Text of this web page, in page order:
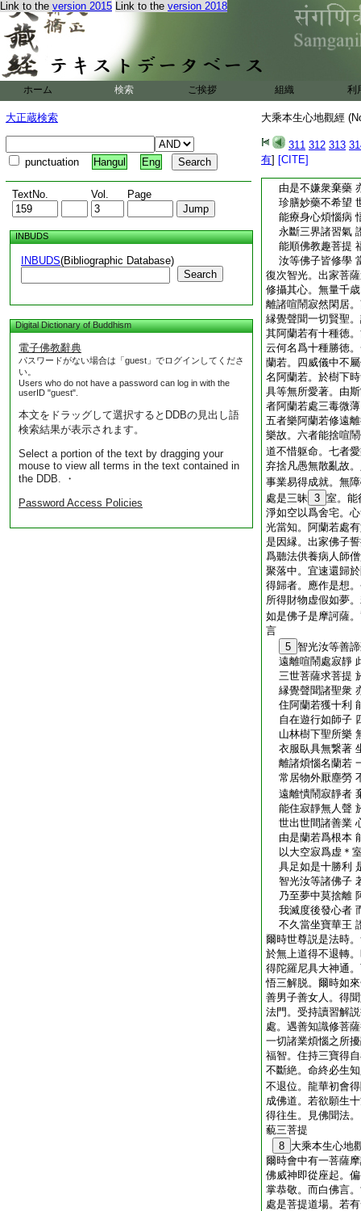
Link to the version 2015 Link to the version 2018
ホーム 検索 ご挨拶 組織 利
大正蔵検索
punctuation Hangul Eng
TextNo. Vol. Page
INBUDS
INBUDS(Bibliographic Database)
Search
Digital Dictionary of Buddhism
電子佛教辭典
パスワードがない場合は「guest」でログインしてくださ
い。
Users who do not have a password can log in with the
userID "guest".
本文をドラッグして選択するとDDBの見出し語
検索結果が表示されます。
Select a portion of the text by dragging your
mouse to view all terms in the text contained in
the DDB. ・
Password Access Policies
大乘本生心地觀經
311 312 313
有] [CITE]
智光比丘汝善聽
菩薩妙行此爲先
以大悲恩救衆苦
取佗所棄之餘藥
取佗棄藥有十利
雖求醫藥不近佗
不著甘味離諸貪
於世財寶能知足
由是不嫌衆棄藥
珍膳妙藥不希望
能療身心煩惱病
永斷三界諸習氣
能順佛教趣菩提
汝等佛子皆修學
復次智光。出家菩
修攝其心。無量千
離諸喧鬧寂然閑居
縁覺聲聞一切賢聖
其阿蘭若有十種徳
云何名爲十種勝徳
蘭若。四威儀中不
名阿蘭若。於樹下
具等無所愛著。由
者阿蘭若處三毒微
五者樂阿蘭若修遠
樂故。六者能捨喧
道不惜躯命。七者
弃捨凡愚無散亂故
事業易得成就。無
處是三昧 3 室。能
淨如空以爲舍宅。
光當知。阿蘭若處
是因縁。出家佛子
爲聽法供養病人師
聚落中。宜速還歸
得歸者。應作是想
所得財物虚假如夢
如是佛子是摩訶薩
言
5 智光汝等善
遠離喧鬧處寂靜
三世菩薩求菩提
縁覺聲聞諸聖衆
住阿蘭若獲十利
自在遊行如師子
山林樹下聖所樂
衣服臥具無繋著
離諸煩惱名蘭若
常居物外厭塵勞
遠離憒鬧寂靜者
能住寂靜無人聲
世出世間諸善業
由是蘭若爲根本
以大空寂爲虚＊
具足如是十勝利
智光汝等諸佛子
乃至夢中莫捨離
我滅度後發心者
不久當坐寶華王
爾時世尊説是法時
於無上道得不退轉
得陀羅尼具大神通
悟三解脱。爾時如
善男子善女人。得
法門。受持讀習解
處。遇善知識修菩
一切諸業煩惱之所
福智。住持三寶得
不斷絶。命終必生
不退位。龍華初會
成佛道。若欲願生
得往生。見佛聞法
藐三菩提
8 大乘本生心地
爾時會中有一菩薩
佛威神即從座起。
掌恭敬。而白佛言
處是菩提道場。若